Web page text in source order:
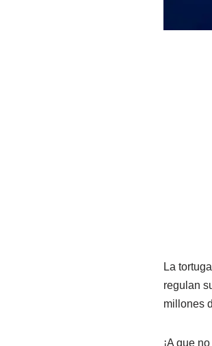
La
regulan
millones
¡A que